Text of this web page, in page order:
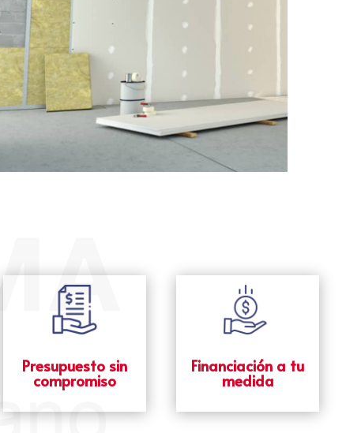
Presupuesto sin
compromiso
Financiación a tu
medida